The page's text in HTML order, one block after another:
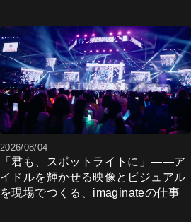
2026/08/04
「君も、スポットライトに」――ア
イドルを輝かせる映像とビジュアル
を現場でつくる、imaginateの仕事